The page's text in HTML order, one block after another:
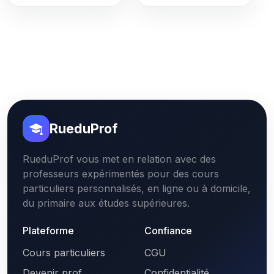
RueduProf
RueduProf vous met en relation avec des
professeurs expérimentés pour des cours
particuliers personnalisés, en ligne ou à domicile,
du primaire aux études supérieures.
Plateforme
Cours particuliers
Confiance
CGU